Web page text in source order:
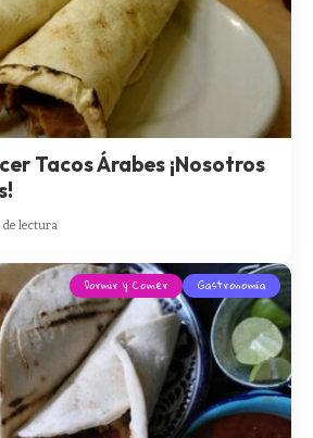
Tacos Árabes ¡Nosotros
de lectura
Dormir y Comer Gastronomía